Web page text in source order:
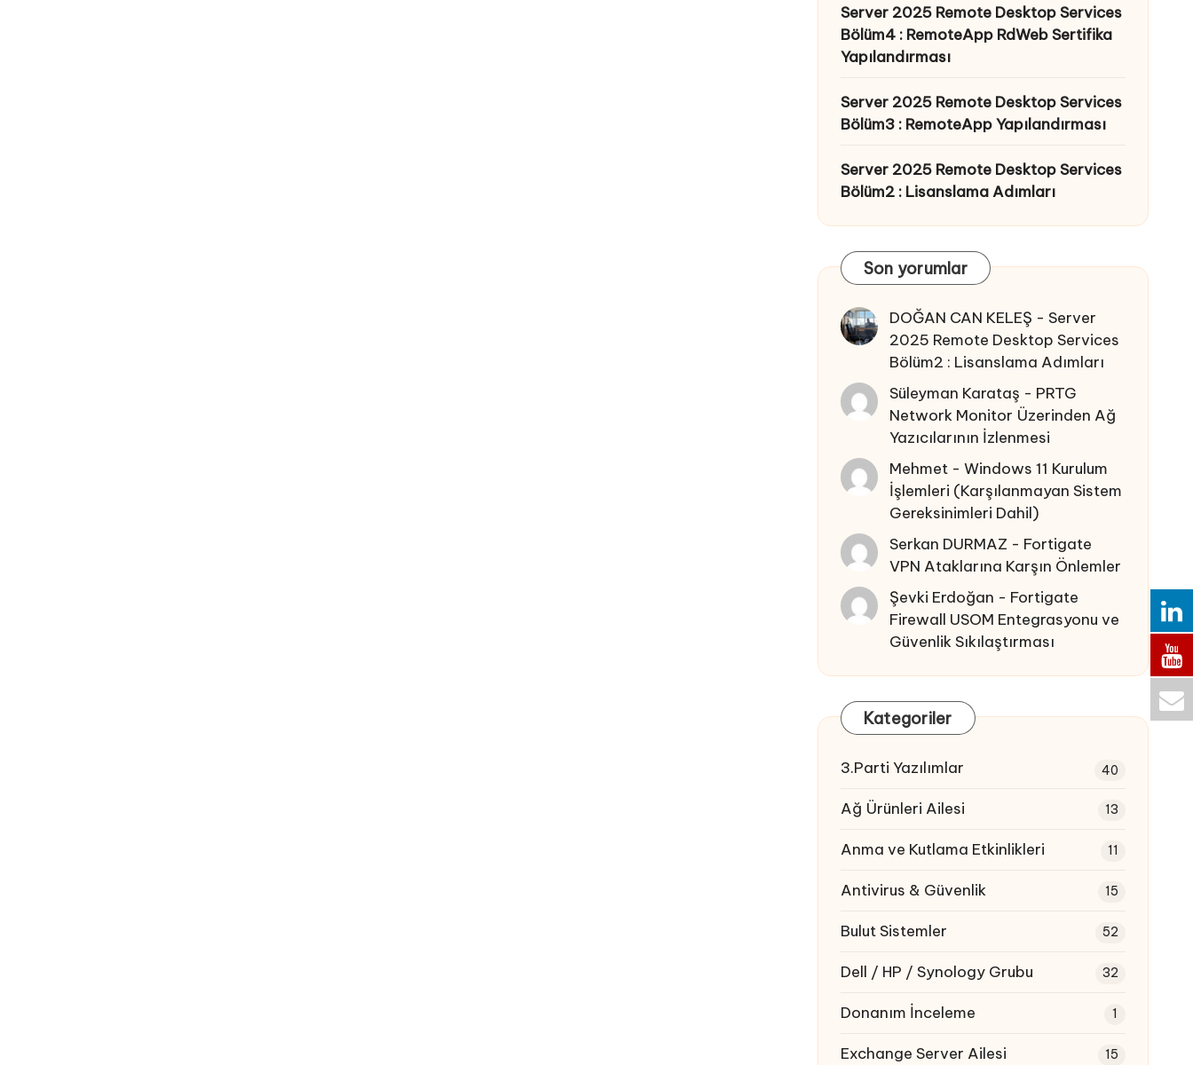
Server 2025 Remote Desktop Services
Bölüm4 : RemoteApp RdWeb Sertifika
Yapılandırması
Server 2025 Remote Desktop Services
Bölüm3 : RemoteApp Yapılandırması
Server 2025 Remote Desktop Services
Bölüm2 : Lisanslama Adımları
Son yorumlar
DOĞAN CAN KELEŞ -Server
2025 Remote Desktop Services
Bölüm2 : Lisanslama Adımları
Süleyman Karataş - PRTG
Network Monitor Üzerinden Ağ
Yazıcılarının İzlenmesi
Mehmet -Windows 11 Kurulum
İşlemleri (Karşılanmayan Sistem
Gereksinimleri Dahil)
Serkan DURMAZ - Fortigate
VPN Ataklarına Karşın Önlemler
Şevki Erdoğan - Fortigate
Firewall USOM Entegrasyonu ve
Güvenlik Sıkılaştırması
Kategoriler
3.Parti Yazılımlar 40
Ağ Ürünleri Ailesi 13
Anma ve Kutlama Etkinlikleri 11
Antivirus & Güvenlik 15
Bulut Sistemler 52
Dell / HP / Synology Grubu 32
Donanım İnceleme 1
Exchange Server Ailesi 15